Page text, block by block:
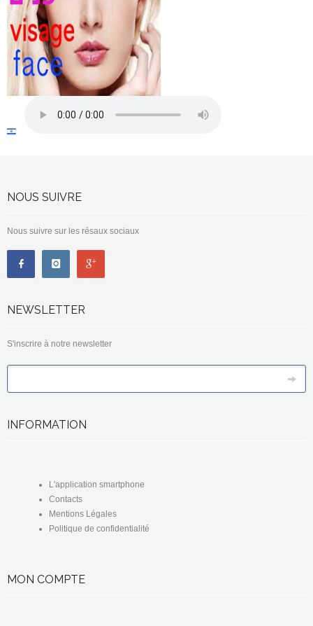
NOUS SUIVRE
Nous suivre sur les résaux sociaux
NEWSLETTER
S'inscrire à notre newsletter
INFORMATION
L'application smartphone
Contacts
Mentions Légales
Politique de confidentialité
MON COMPTE